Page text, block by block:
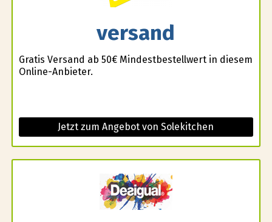
versand
Gratis Versand ab 50€ Mindestbestellwert in diesem
Online-Anbieter.
Jetzt zum Angebot von Solekitchen